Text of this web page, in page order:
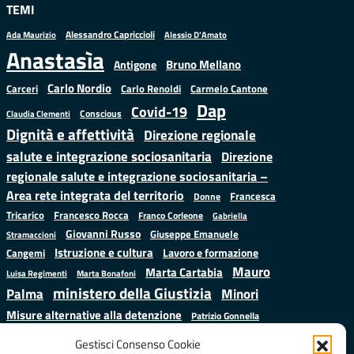
Gestisci Consenso Cookie
TEMI
Ada Maurizio Alessandro Capriccioli Alessio D'Amato
Anastasìa Antigone Bruno Mellano
Carceri Carlo Nordio Carlo Renoldi Carmelo Cantone
Claudia Clementi Conscious Covid-19 Dap
Dignità e affettività Direzione regionale
salute e integrazione sociosanitaria Direzione
regionale salute e integrazione sociosanitaria –
Area rete integrata del territorio
Donne
Francesca
Tricarico
Francesco Rocca Franco Corleone
Gabriella
Stramaccioni
Giovanni Russo Giuseppe Emanuele
Cangemi
Istruzione e cultura Lavoro e formazione
Luisa Regimenti Marta Bonafoni Marta Cartabia Mauro
Palma ministero della Giustizia Minori
Misure alternative alla detenzione Patrizio Gonnella